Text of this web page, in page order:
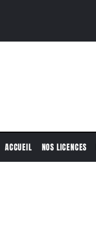
ACCUEIL NOS LICENCES